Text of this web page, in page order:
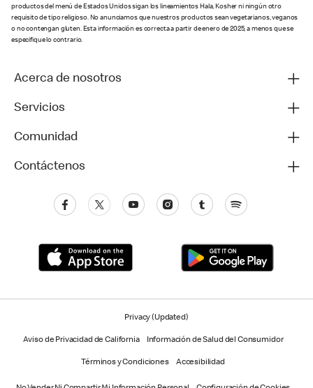
productos del menú de Estados Unidos sigan los lineamientos Hala, Kosher ni ningún otro
requisito de tipo religioso. No anunciamos que nuestros productos sean vegetarianos, veganos
o no contengan gluten. Esta información es correcta a partir de enero de 2025, a menos que se
especifique lo contrario.
Acerca de nosotros
Servicios
Comunidad
Contáctenos
Privacy (Updated)
Aviso de Privacidad de California Información de Salud del Consumidor
Términos y Condiciones Accesibilidad